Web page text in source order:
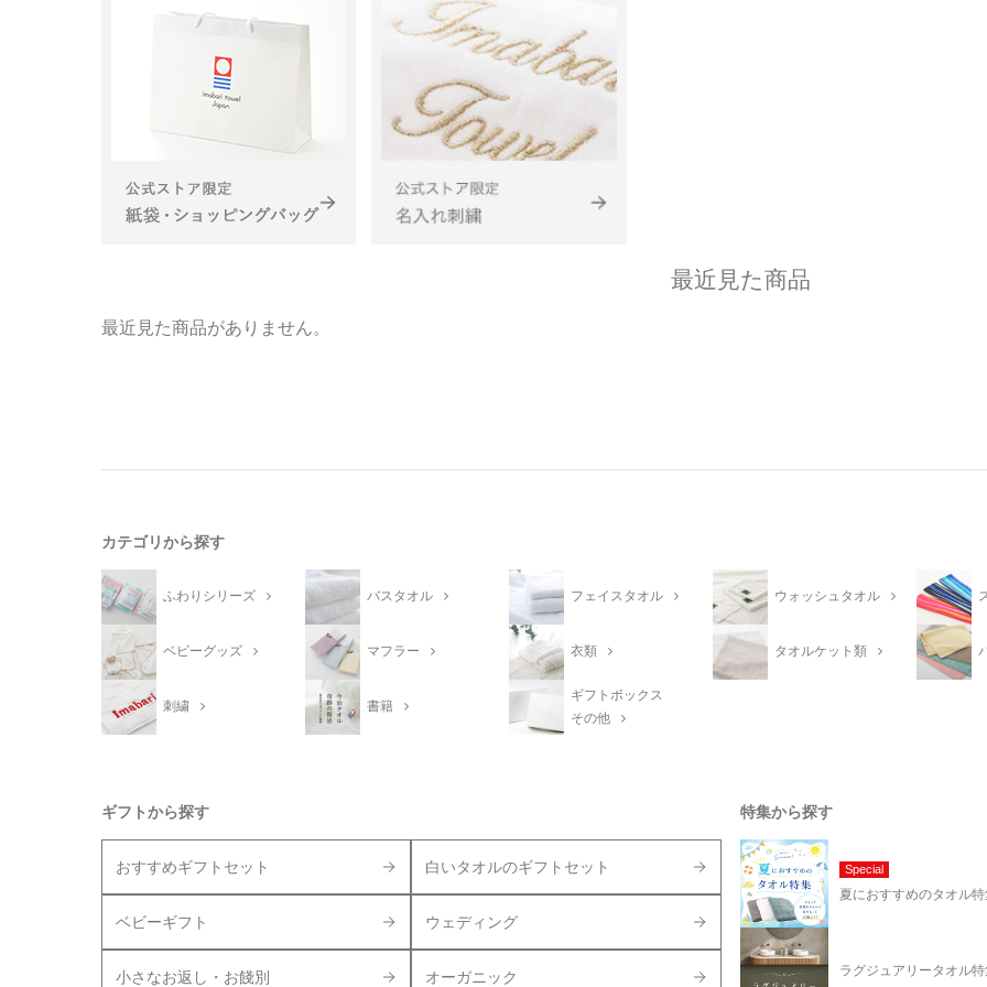
最近見た商品
最近見た商品がありません。
カテゴリから探す
ふわりシリーズ バスタオル フェイスタオル ウォッシュタオル
ベビーグッズ マフラー 衣類 タオルケット類
刺繍 書籍
ギフトボックス
その他
ギフトから探す
おすすめギフトセット 白いタオルのギフトセット
ベビーギフト ウェディング
小さなお返し・お餞別 オーガニック
特集から探す
Special
夏におすすめのタオル
ラグジュアリータオル